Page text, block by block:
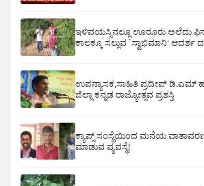
ಇಳಿವಯಸ್ಸಿನಲ್ಲೂ ಊರೂರು ಅಲೆದು
ಕಾಲಕ್ಕೂ ಸಲ್ಲುವ `ಸ್ವಾಭಿಮಾನಿ' ಆದರ್ಶ
ಉಪನ್ಯಾಸಕ,ಸಾಹಿತಿ ಪ್ರದೀಪ್
ಜಿಲ್ಲಾ ಕನ್ನಡ ರಾಜ್ಯೋತ್ಸವ ಪ್ರಶಸ್ತಿ
ಕ್ಯಾಪ್ಸ್ ಸಂಸ್ಥೆಯಿಂದ ಮನೆಯ
ಮಾಡುವ ವ್ಯವಸ್ಥೆ!